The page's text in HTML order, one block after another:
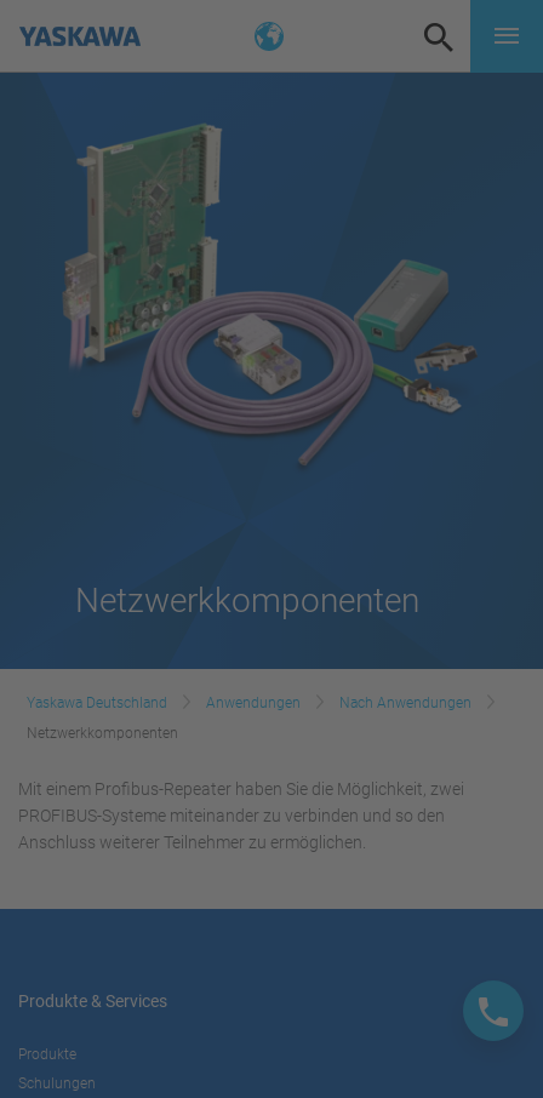
Netzwerkkomponenten
Yaskawa Deutschland Anwendungen
Nach Anwendungen
Netzwerkkomponenten
Mit einem Profibus-Repeater haben Sie die Möglichkeit, zwei
PROFIBUS-Systeme miteinander zu verbinden und so den
Anschluss weiterer Teilnehmer zu ermöglichen.
Produkte & Services
Produkte
Schulungen